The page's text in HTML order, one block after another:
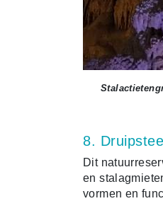
8.
Dit
en
vormen en